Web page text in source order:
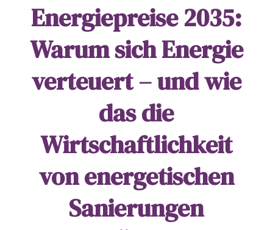
Energiepreise 2035:
Warum sich Energie
verteuert – und wie
das die
Wirtschaftlichkeit
von energetischen
Sanierungen